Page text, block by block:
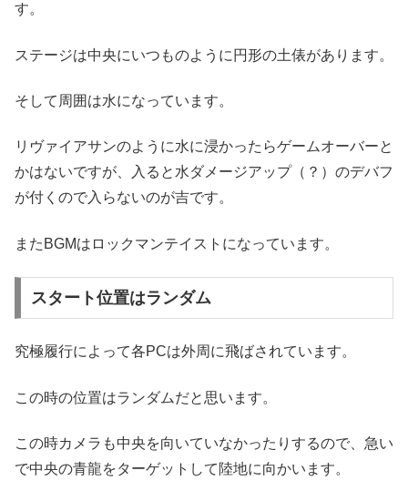
す。
ステージは中央にいつものように円形の土俵があります。
そして周囲は水になっています。
リヴァイアサンのように水に浸かったらゲームオーバーと
かはないですが、入ると水ダメージアップ（？）のデバフ
が付くので入らないのが吉です。
またBGMはロックマンテイストになっています。
スタート位置はランダム
究極履行によって各PCは外周に飛ばされています。
この時の位置はランダムだと思います。
この時カメラも中央を向いていなかったりするので、急い
で中央の青龍をターゲットして陸地に向かいます。